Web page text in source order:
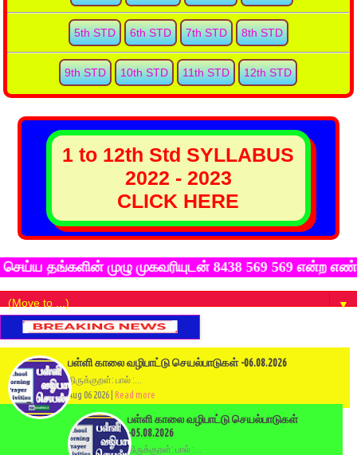
5th STD 6th STD 7th STD 8th STD
9th STD 10th STD 11th STD 12th STD
1 to 12th Std SYLLABUS
2022 - 2023
CLICK HERE
முழு முகவரியுடன் 8438 569 569 என்ற
▼
பள்ளி காலை வழிபாட்டு செயல்பாடுகள் -06.08.2026
திருக்குறள்: பால் :...
Aug 06 2026 |
Read more
பள்ளி காலை வழிபாட்டு செயல்பாடுகள்
-05.08.2026
திருக்குறள்: பால் :...